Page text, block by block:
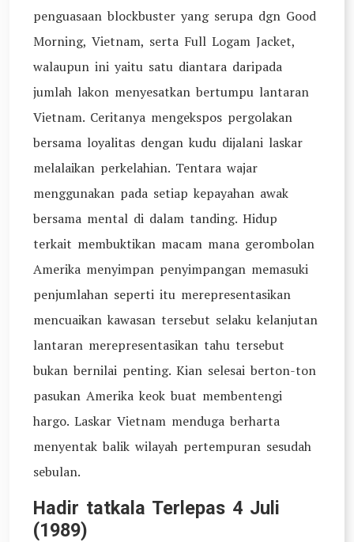
penguasaan blockbuster yang serupa dgn Good
Morning, Vietnam, serta Full Logam Jacket,
walaupun ini yaitu satu diantara daripada
jumlah lakon menyesatkan bertumpu lantaran
Vietnam. Ceritanya mengekspos pergolakan
bersama loyalitas dengan kudu dijalani laskar
melalaikan perkelahian. Tentara wajar
menggunakan pada setiap kepayahan awak
bersama mental di dalam tanding. Hidup
terkait membuktikan macam mana gerombolan
Amerika menyimpan penyimpangan memasuki
penjumlahan seperti itu merepresentasikan
mencuaikan kawasan tersebut selaku kelanjutan
lantaran merepresentasikan tahu tersebut
bukan bernilai penting. Kian selesai berton-ton
pasukan Amerika keok buat membentengi
hargo. Laskar Vietnam menduga berharta
menyentak balik wilayah pertempuran sesudah
sebulan.
Hadir tatkala Terlepas 4 Juli
(1989)